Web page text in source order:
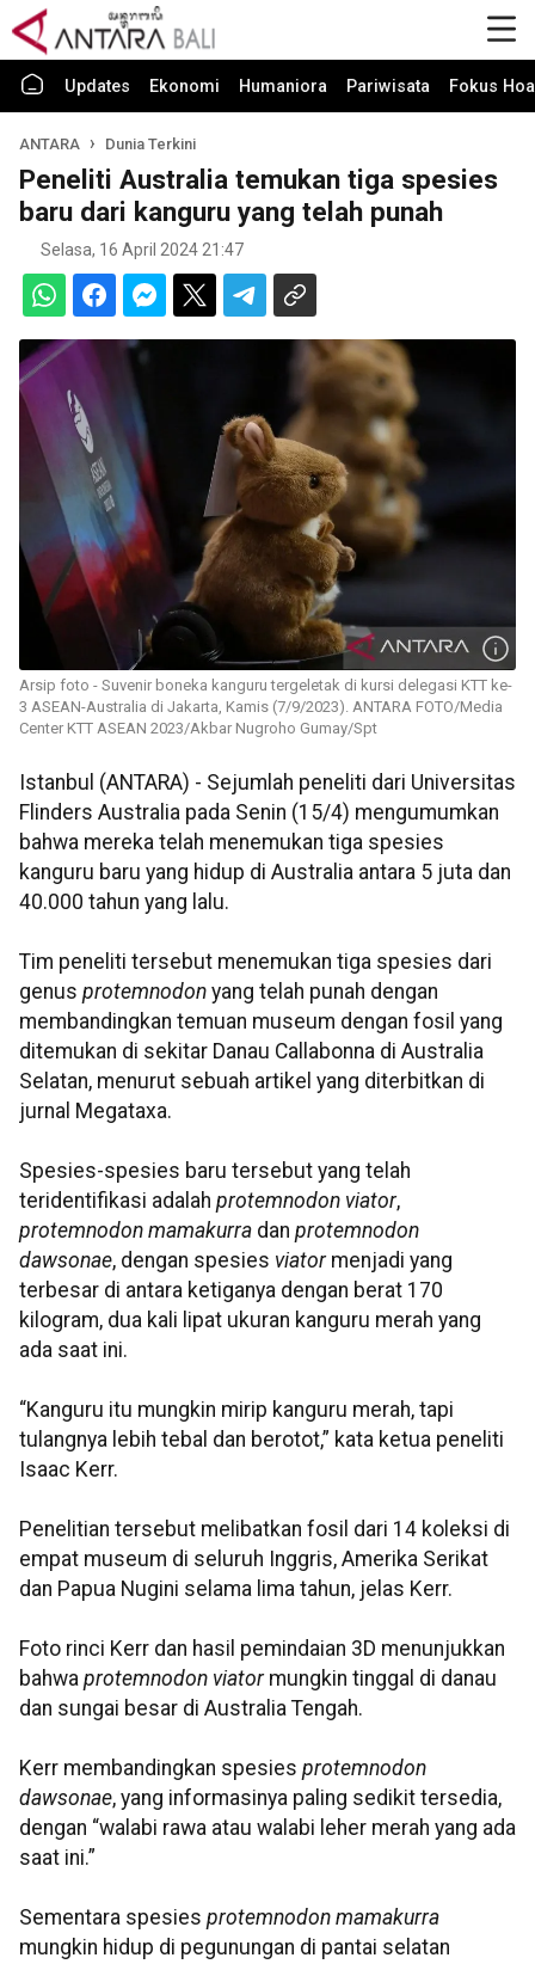
Updates Ekonomi Humaniora Pariwisata Fokus
ANTARA Dunia Terkini
Peneliti Australia temukan tiga spesies
baru dari kanguru yang telah punah
Selasa, 16 April 2024 21:47
Arsip foto - Suvenir boneka kanguru tergeletak di kursi delegasi KTT ke-
3 ASEAN-Australia di Jakarta, Kamis (7/9/2023). ANTARA FOTO/Media
Center KTT ASEAN 2023/Akbar Nugroho Gumay/Spt
Istanbul (ANTARA) - Sejumlah peneliti dari Universitas
Flinders Australia pada Senin (15/4) mengumumkan
bahwa mereka telah menemukan tiga spesies
kanguru baru yang hidup di Australia antara 5 juta dan
40.000 tahun yang lalu.
Tim peneliti tersebut menemukan tiga spesies dari
genus protemnodon yang telah punah dengan
membandingkan temuan museum dengan fosil yang
ditemukan di sekitar Danau Callabonna di Australia
Selatan, menurut sebuah artikel yang diterbitkan di
jurnal Megataxa.
Spesies-spesies baru tersebut yang telah
teridentifikasi adalah protemnodon viator,
protemnodon mamakurra dan protemnodon
dawsonae, dengan spesies viator menjadi yang
terbesar di antara ketiganya dengan berat 170
kilogram, dua kali lipat ukuran kanguru merah yang
ada saat ini.
“Kanguru itu mungkin mirip kanguru merah, tapi
tulangnya lebih tebal dan berotot,” kata ketua peneliti
Isaac Kerr.
Penelitian tersebut melibatkan fosil dari 14 koleksi di
empat museum di seluruh Inggris, Amerika Serikat
dan Papua Nugini selama lima tahun, jelas Kerr.
Foto rinci Kerr dan hasil pemindaian 3D menunjukkan
bahwa protemnodon viatormungkin tinggal di danau
dan sungai besar di Australia Tengah.
Kerr membandingkan spesies protemnodon
dawsonae, yang informasinya paling sedikit tersedia,
dengan “walabi rawa atau walabi leher merah yang ada
saat ini.”
Sementara spesies protemnodon mamakurra
mungkin hidup di pegunungan di pantai selatan